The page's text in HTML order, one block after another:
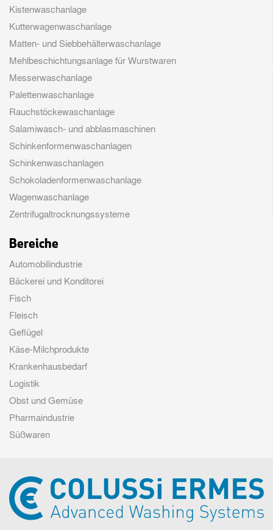
Kistenwaschanlage
Kutterwagenwaschanlage
Matten- und Siebbehälterwaschanlage
Mehlbeschichtungsanlage für Wurstwaren
Messerwaschanlage
Palettenwaschanlage
Rauchstöckewaschanlage
Salamiwasch- und abblasmaschinen
Schinkenformenwaschanlagen
Schinkenwaschanlagen
Schokoladenformenwaschanlage
Wagenwaschanlage
Zentrifugaltrocknungssysteme
Bereiche
Automobilindustrie
Bäckerei und Konditorei
Fisch
Fleisch
Geflügel
Käse-Milchprodukte
Krankenhausbedarf
Logistik
Obst und Gemüse
Pharmaindustrie
Süßwaren